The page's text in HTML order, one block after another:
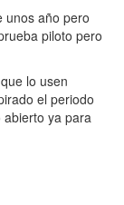
unos año pero
piloto pero
lo usen
el periodo
ya para